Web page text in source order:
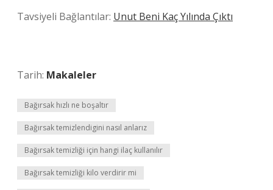
Tavsiyeli Bağlantılar: Unut Beni Kaç Yılında Çıktı
Tarih: Makaleler
Bağırsak hızlı ne boşaltır
Bağırsak temizlendigini nasıl anlarız
Bağırsak temizliği için hangi ilaç kullanılır
Bağırsak temizliği kilo verdirir mi